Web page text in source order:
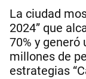
La ciudad
2024” que
70% y generó
millones de
estrategias